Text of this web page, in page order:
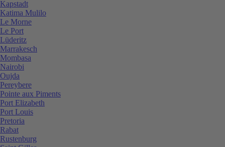
Kapstadt
Katima Mulilo
Le Morne
Le Port
Lüderitz
Marrakesch
Mombasa
Nairobi
Oujda
Pereybere
Pointe aux Piments
Port Elizabeth
Port Louis
Pretoria
Rabat
Rustenburg